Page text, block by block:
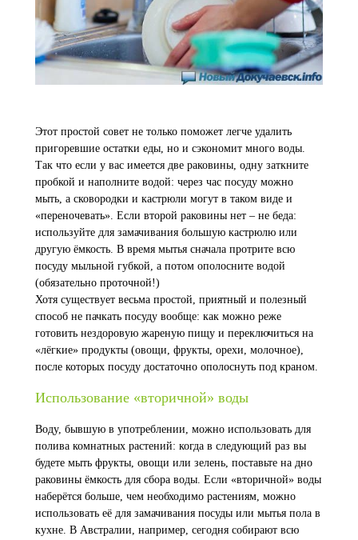
Этот простой совет не только поможет легче удалить
пригоревшие остатки еды, но и сэкономит много воды.
Так что если у вас имеется две раковины, одну заткните
пробкой и наполните водой: через час посуду можно
мыть, а сковородки и кастрюли могут в таком виде и
«переночевать». Если второй раковины нет – не беда:
используйте для замачивания большую кастрюлю или
другую ёмкость. В время мытья сначала протрите всю
посуду мыльной губкой, а потом ополосните водой
(обязательно проточной!)
Хотя существует весьма простой, приятный и полезный
способ не пачкать посуду вообще: как можно реже
готовить нездоровую жареную пищу и переключиться на
«лёгкие» продукты (овощи, фрукты, орехи, молочное),
после которых посуду достаточно ополоснуть под краном.
Использование «вторичной» воды
Воду, бывшую в употреблении, можно использовать для
полива комнатных растений: когда в следующий раз вы
будете мыть фрукты, овощи или зелень, поставьте на дно
раковины ёмкость для сбора воды. Если «вторичной» воды
наберётся больше, чем необходимо растениям, можно
использовать её для замачивания посуды или мытья пола в
кухне. В Австралии, например, сегодня собирают всю